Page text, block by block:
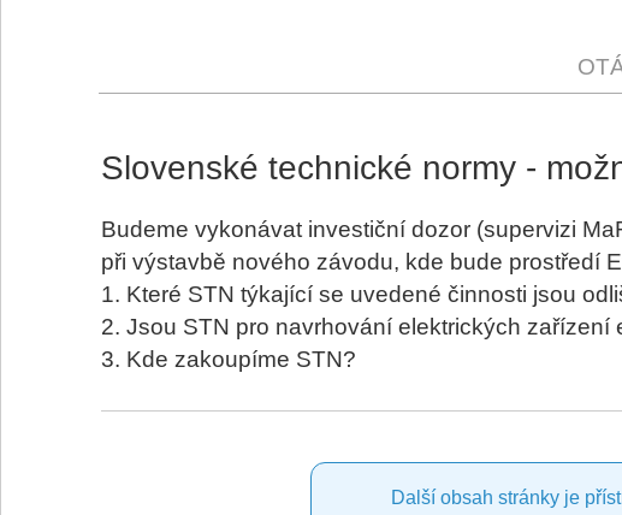
Slovenské technické normy -
Budeme vykonávat investiční dozor (supervizi
při výstavbě nového závodu, kde bude prostředí
1. Které STN týkající se uvedené činnosti jsou
2. Jsou STN pro navrhování elektrických zařízení
3. Kde zakoupíme STN?
Další obsah stránky je